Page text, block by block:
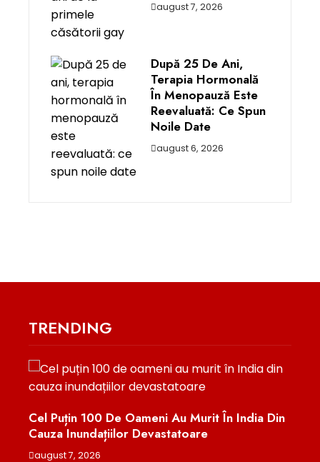
august 7, 2026
După 25 De Ani,
Terapia Hormonală
În Menopauză Este
Reevaluată: Ce Spun
Noile Date
august 6, 2026
TRENDING
Cel Puțin 100 De Oameni Au Murit În India Din
Cauza Inundațiilor Devastatoare
august 7, 2026